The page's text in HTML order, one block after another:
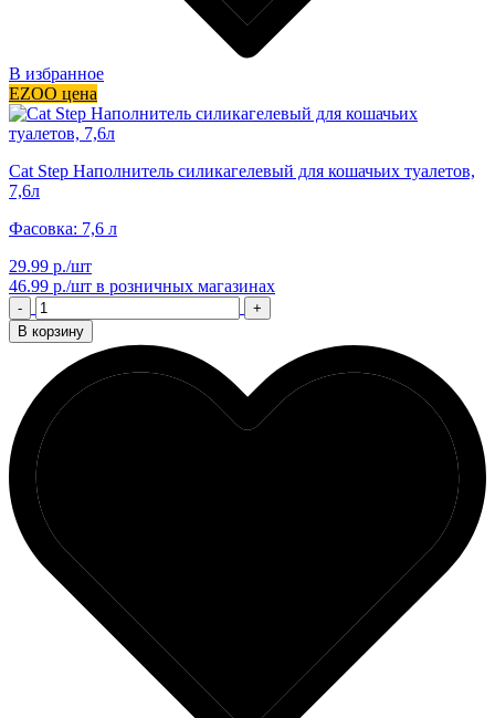
В избранное
EZOO цена
Cat Step Наполнитель силикагелевый для кошачьих туалетов,
7,6л
Фасовка: 7,6 л
29.99 р./шт
46.99 р./шт в розничных магазинах
-
+
В корзину